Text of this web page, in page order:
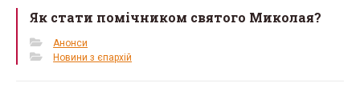
Як стати помічником святого Миколая?
Анонси
Новини з єпархій